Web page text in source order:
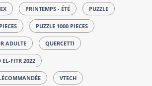
PRINTEMPS - ÉTÉ PUZZLE
PUZZLE 1000 PIECES
ADULTE QUERCETTI
EL-FITR 2022
VTECH